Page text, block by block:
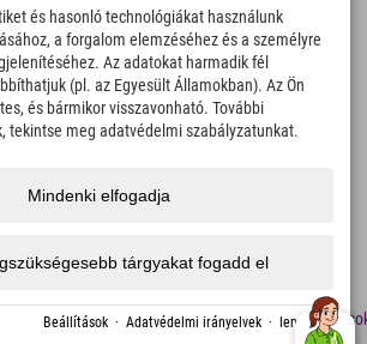
ideje
4.634km
Sí- és snowboardpályák
Vendégeink ajánlanak
Megközelíthetőség sajtó
Fenntarthatósági
és hasonló technológiákat használunk
a forgalom elemzéséhez és a személyre
Az adatokat harmadik fél
(pl. az Egyesült Államokban). Az Ön
és bármikor visszavonható. További
tekintse meg adatvédelmi szabályzatunkat.
Mindenki elfogadja
tárgyakat fogadd el
Beállítások · Adatvédelmi irányelvek · lenyomat